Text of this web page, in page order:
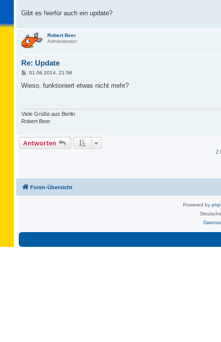
a
Gibt es hierfür auch ein update?
Robert Beer
Administrator
Re: Update
B
i
01.06.2014, 21:58
Wieso, funktioniert etwas nicht mehr?
Viele Grüße aus Berlin
Robert Beer
Antworten
2
Foren-Übersicht
Powered by